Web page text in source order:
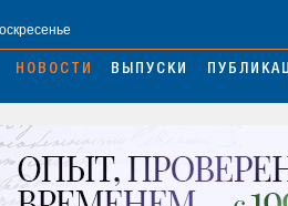
НОВОСТИ ВЫПУСКИ